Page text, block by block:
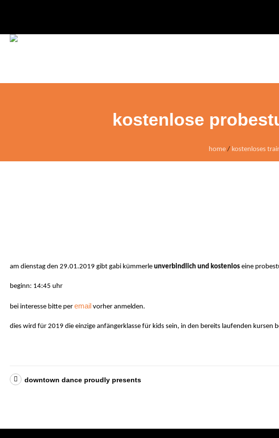
kostenlose
home / kostenloses
am dienstag den 29.01.2019 gibt gabi kümmerleunverbindlich und kostenlos eine
beginn: 14:45 uhr
bei interesse bitte peremail vorher anmelden.
dies wird für 2019 die einzige anfängerklasse für kids sein, in den bereits laufenden kursen
downtown dance proudly presents